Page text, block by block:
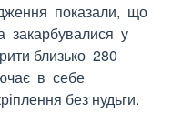
показали, що
закарбувалися у
близько 280
в себе
без нудьги.